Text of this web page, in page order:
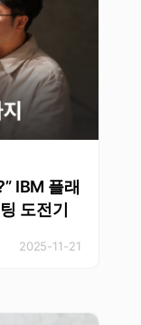
IBM 플래
도전기
2025-11-21